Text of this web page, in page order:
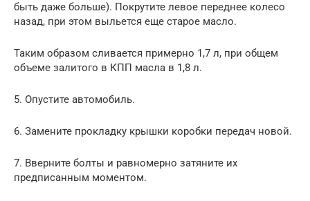
быть даже больше). Покрутите левое переднее колесо
назад, при этом выльется еще старое масло.
Таким образом сливается примерно 1,7 л, при общем
объеме залитого в КПП масла в 1,8 л.
5. Опустите автомобиль.
6. Замените прокладку крышки коробки передач новой.
7. Вверните болты и равномерно затяните их
предписанным моментом.